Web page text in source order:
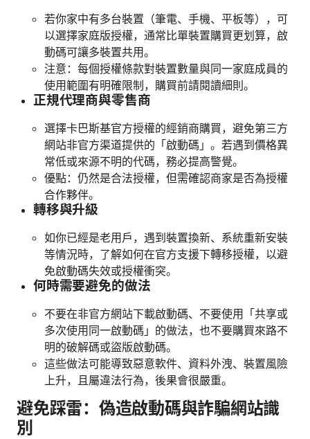
若你家中有多台裝置（筆電、手機、平板等），可
以選擇家庭版授權，通常比單裝置購買更划算，啟
動碼可讓多裝置共用。
注意：每個授權條款對裝置數量與同一家庭成員的
使用範圍有明確限制，購買前請閱讀細則。
正規代理商與零售商
選擇卡巴斯基官方授權的經銷商購買，避免第三方
網站非官方渠道提供的「啟動碼」。若遇到價格異
常低或來源不明的代碼，務必提高警覺。
優點：仍然是合法授權，但需確認商家是否為授權
合作夥伴。
轉移與升級
如你已經是老用戶，遇到裝置換新、系統重新安裝
等情況時，了解如何在官方支援下轉移授權，以避
免啟動碼失效或授權衝突。
何時需要避免的做法
不要在非官方網站下載啟動碼、不要使用「共享或
多次使用同一啟動碼」的做法，也不要購買來路不
明的破解碼或盜版啟動碼。
這些做法可能導致惡意軟件、資料外洩、裝置風險
上升，且屬違法行為，後果會很嚴重。
避免踩雷：偽造啟動碼與詐騙網站識
別